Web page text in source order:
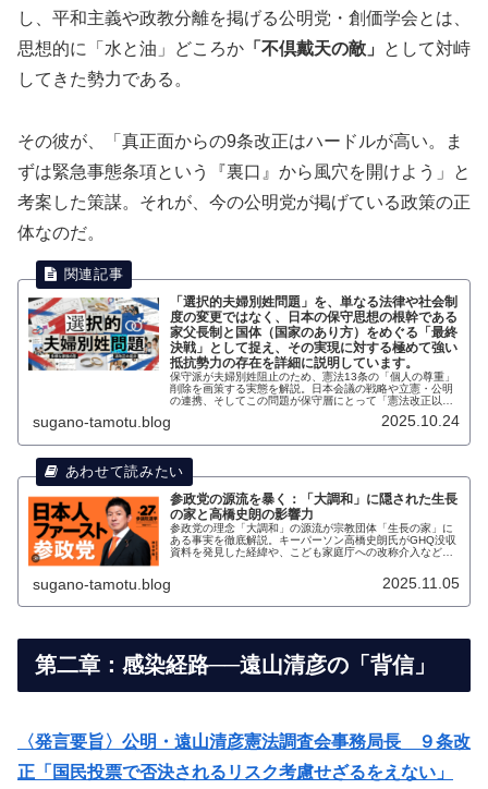
し、平和主義や政教分離を掲げる公明党・創価学会とは、
思想的に「水と油」どころか 「不倶戴天の敵」
として対峙
してきた勢力である。
その彼が、「真正面からの9条改正はハードルが高い。ま
ずは緊急事態条項という『裏口』から風穴を開けよう」と
考案した策謀。それが、今の公明党が掲げている政策の正
体なのだ。
「選択的夫婦別姓問題」を、単なる法律や社会制
度の変更ではなく、日本の保守思想の根幹である
家父長制と国体（国家のあり方）をめぐる「最終
決戦」として捉え、その実現に対する極めて強い
抵抗勢力の存在を詳細に説明しています。
保守派が夫婦別姓阻止のため、憲法13条の「個人の尊重」
削除を画策する実態を解説。日本会議の戦略や立憲・公明
の連携、そしてこの問題が保守層にとって「憲法改正以上
sugano-tamotu.blog 2025.10.24
参政党の源流を暴く：「大調和」に隠された生長
の家と高橋史朗の影響力
参政党の理念「大調和」の源流が宗教団体「生長の家」に
ある事実を徹底解説。キーパーソン高橋史朗氏がGHQ没収
資料を発見した経緯や、こども家庭庁への改称介入など、
sugano-tamotu.blog 2025.11.05
第二章：感染経路──遠山清彦の「背信」
〈発言要旨〉公明・遠山清彦憲法調査会事務局長 ９条改
正「国民投票で否決されるリスク考慮せざるをえない」